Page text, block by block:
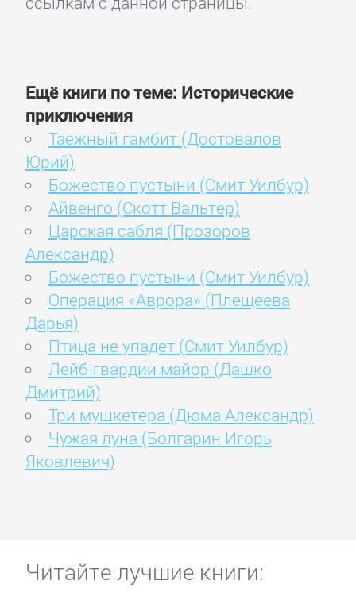
Ещё книги по теме: Исторические
приключения
Таежный гамбит (Достовалов
Юрий)
Божество пустыни (Смит Уилбур)
Айвенго (Скотт Вальтер)
Царская сабля (Прозоров
Александр)
Божество пустыни (Смит Уилбур)
Операция «Аврора» (Плещеева
Дарья)
Птица не упадет (Смит Уилбур)
Лейб-гвардии майор (Дашко
Дмитрий)
Три мушкетера (Дюма Александр)
Чужая луна (Болгарин Игорь
Яковлевич)
Читайте лучшие книги: